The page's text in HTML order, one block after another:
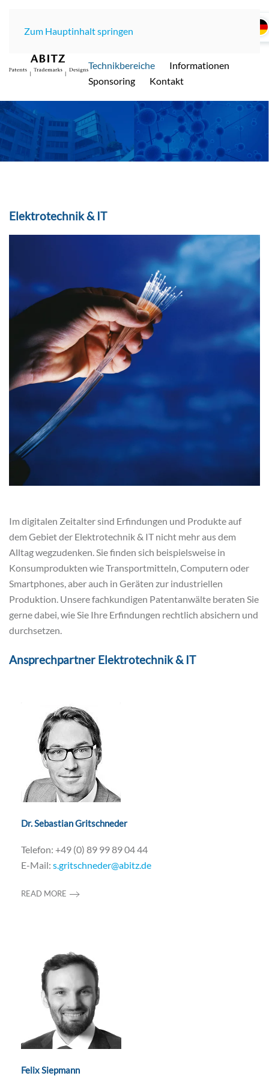
Zum Hauptinhalt springen
Technikbereiche
Informationen
Sponsoring
Kontakt
ABITZ - Ihre international renommierte
Patentanwaltskanzlei in München
Elektrotechnik & IT
Im digitalen Zeitalter sind Erfindungen und Produkte auf
dem Gebiet der Elektrotechnik & IT nicht mehr aus dem
Alltag wegzudenken. Sie finden sich beispielsweise in
Konsumprodukten wie Transportmitteln, Computern oder
Smartphones, aber auch in Geräten zur industriellen
Produktion. Unsere fachkundigen Patentanwälte beraten Sie
gerne dabei, wie Sie Ihre Erfindungen rechtlich absichern und
durchsetzen.
Ansprechpartner Elektrotechnik & IT
Dr. Sebastian Gritschneder
Telefon: +49 (0) 89 99 89 04 44
E-Mail: s.gritschneder@abitz.de
READ MORE
Felix Siepmann